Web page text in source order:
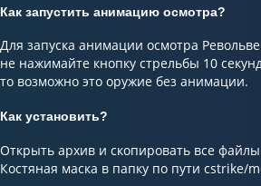
Как запустить анимацию осмотра?
Для запуска анимации осмотра
не нажимайте кнопку стрельбы 10
то возможно это оружие без анимации.
Как установить?
Открыть архив и скопировать все
Костяная маска в папку по пути cstrike/